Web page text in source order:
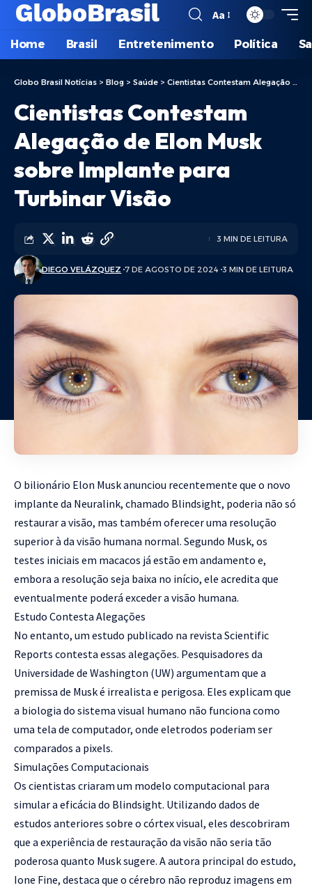
Aa
Home Brasil Entretenimento Política
Globo Brasil Notícias > Blog > Saúde > Cientistas Contestam Alegação de Elon Musk sobre Implante para Turbinar Visão
Cientistas Contestam
Alegação de Elon Musk
sobre Implante para
Turbinar Visão
DIEGO VELÁZQUEZ 7 DE AGOSTO DE 2024 3 MIN DE LEITURA
3 MIN DE LEITURA
O bilionário Elon Musk anunciou recentemente que o novo
implante da Neuralink, chamado Blindsight, poderia não só
restaurar a visão, mas também oferecer uma resolução
superior à da visão humana normal. Segundo Musk, os
testes iniciais em macacos já estão em andamento e,
embora a resolução seja baixa no início, ele acredita que
eventualmente poderá exceder a visão humana.
Estudo Contesta Alegações
No entanto, um estudo publicado na revista Scientific
Reports contesta essas alegações. Pesquisadores da
Universidade de Washington (UW) argumentam que a
premissa de Musk é irrealista e perigosa. Eles explicam que
a biologia do sistema visual humano não funciona como
uma tela de computador, onde eletrodos poderiam ser
comparados a pixels.
Simulações Computacionais
Os cientistas criaram um modelo computacional para
simular a eficácia do Blindsight. Utilizando dados de
estudos anteriores sobre o córtex visual, eles descobriram
que a experiência de restauração da visão não seria tão
poderosa quanto Musk sugere. A autora principal do estudo,
Ione Fine, destaca que o cérebro não reproduz imagens em